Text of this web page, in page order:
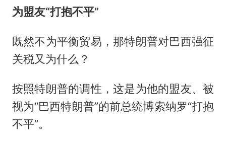
为盟友“打抱不平”
既然不为平衡贸易，那特朗普对巴西强征
关税又为什么？
按照特朗普的调性，这是为他的盟友、被
视为“巴西特朗普”的前总统博索纳罗“打抱
不平”。